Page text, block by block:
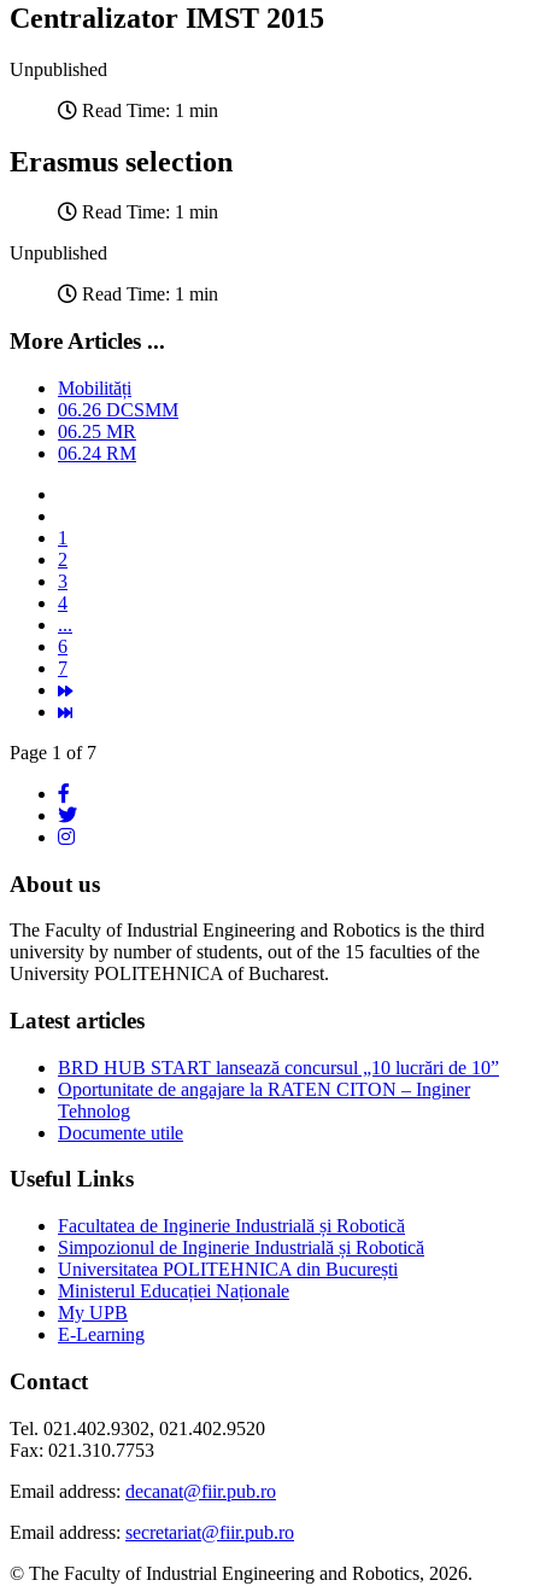
Centralizator IMST 2015
Unpublished
Read Time: 1 min
Erasmus selection
Read Time: 1 min
Unpublished
Read Time: 1 min
More Articles ...
Mobilități
06.26 DCSMM
06.25 MR
06.24 RM
1
2
3
4
...
6
7
Page 1 of 7
About us
The Faculty of Industrial Engineering and Robotics is the third
university by number of students, out of the 15 faculties of the
University POLITEHNICA of Bucharest.
Latest articles
BRD HUB START lansează concursul „10 lucrări de 10”
Oportunitate de angajare la RATEN CITON – Inginer
Tehnolog
Documente utile
Useful Links
Facultatea de Inginerie Industrială și Robotică
Simpozionul de Inginerie Industrială și Robotică
Universitatea POLITEHNICA din București
Ministerul Educației Naționale
My UPB
E-Learning
Contact
Tel. 021.402.9302, 021.402.9520
Fax: 021.310.7753
Email address: decanat@fiir.pub.ro
Email address: secretariat@fiir.pub.ro
© The Faculty of Industrial Engineering and Robotics, 2026.